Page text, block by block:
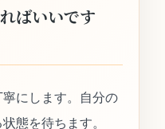
ばいいです
にします。自分の
態を待ちます。